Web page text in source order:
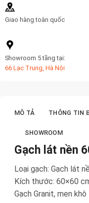
Giao hàng toàn quốc
Showroom 5 tầng tại:
66 Lạc Trung, Hà Nội
MÔ TẢ THÔNG TIN
SHOWROOM
Gạch lát nền
Loại gạch: Gạch lát
Kích thước: 60×60
Gạch Granit, men khô